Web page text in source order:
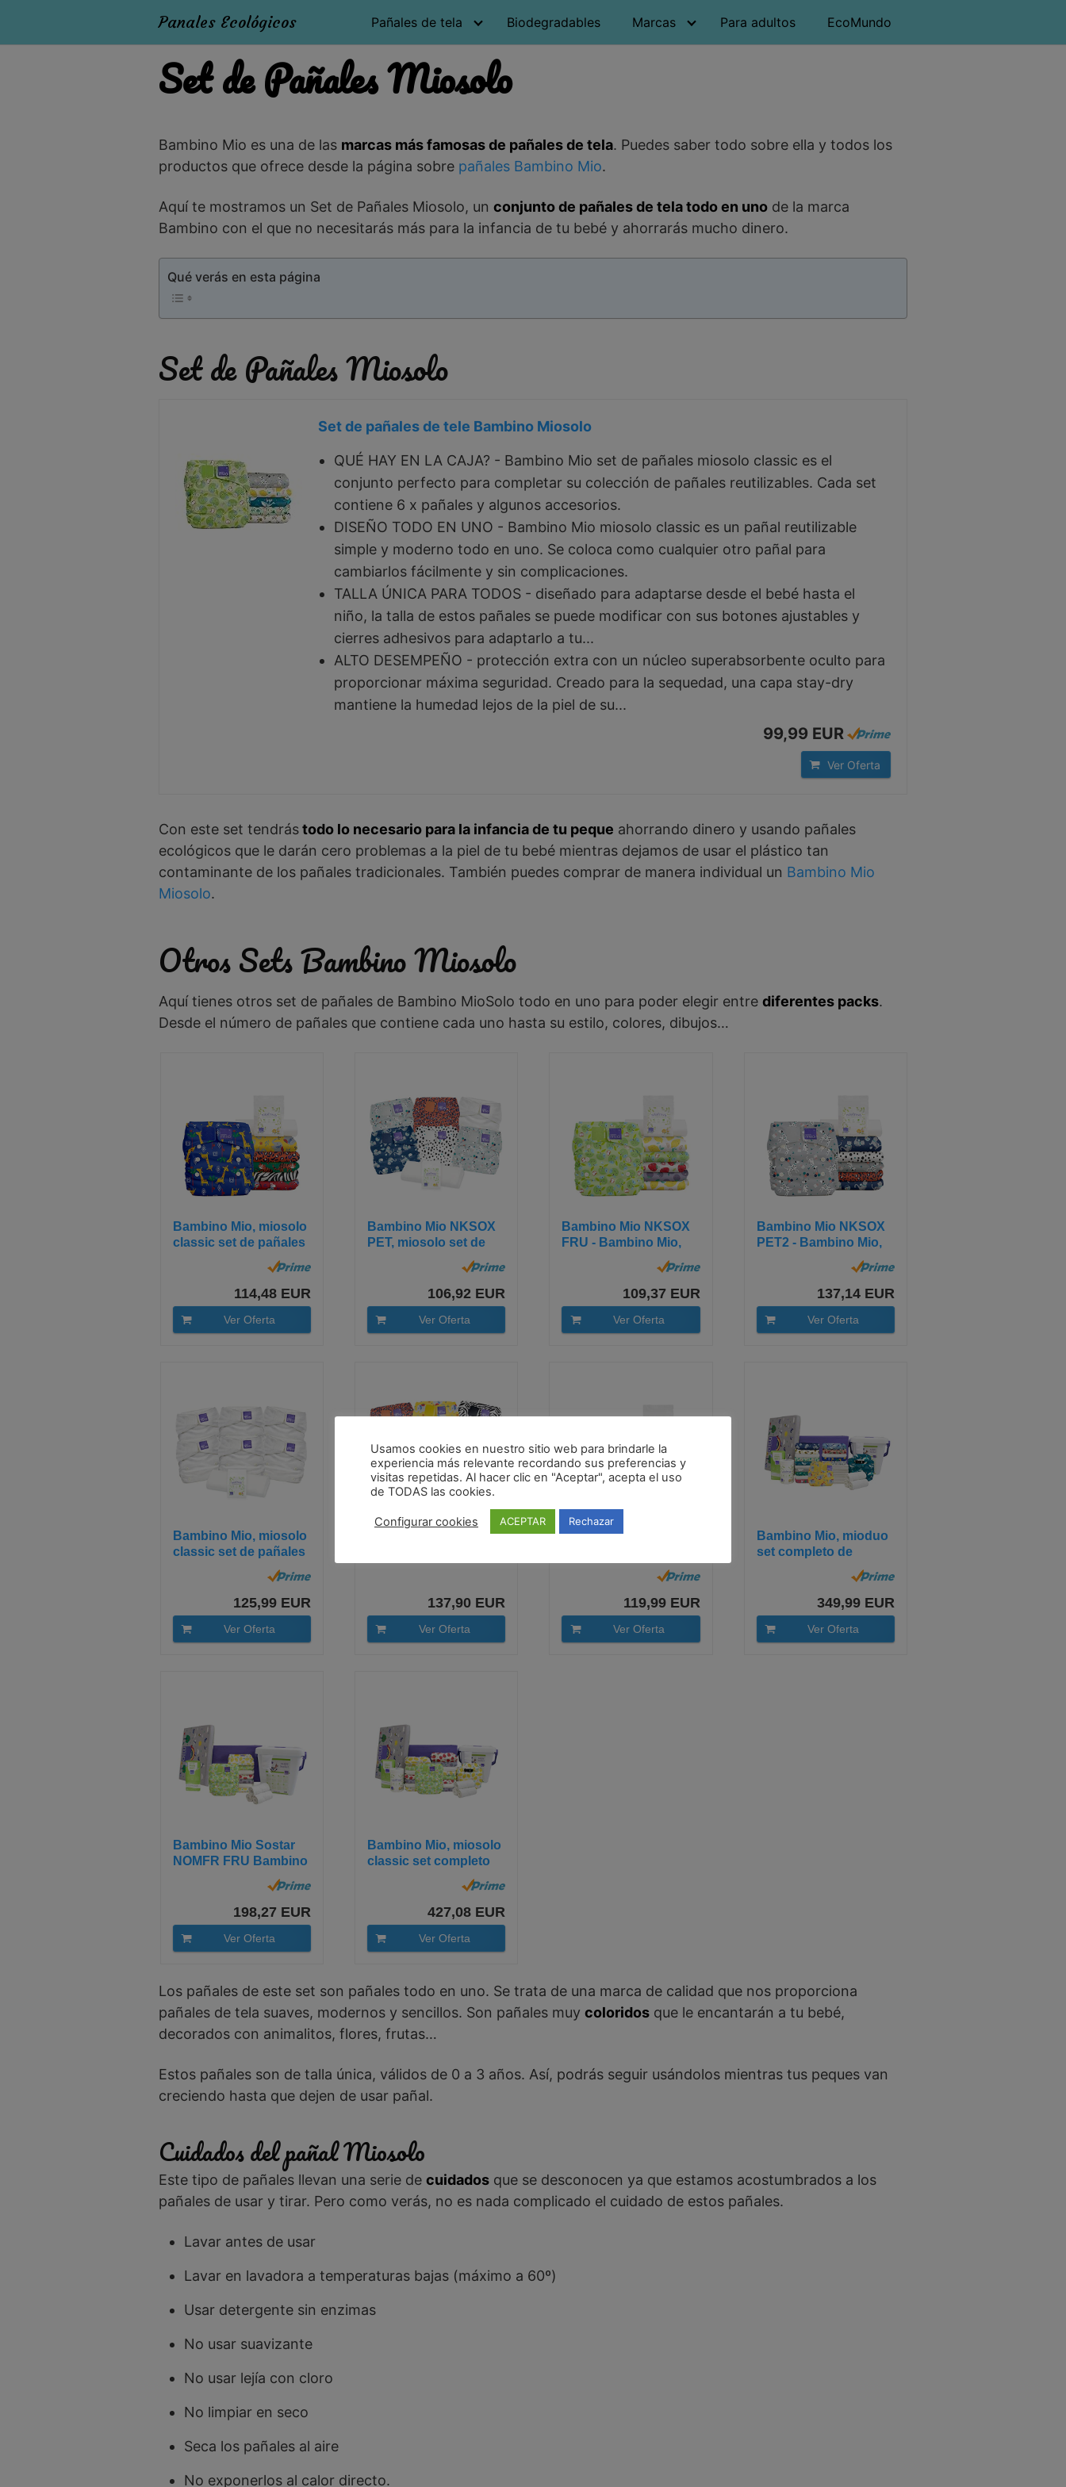
Panales Ecológicos Pañales de tela Biodegradables Marcas Para adultos EcoMundo
Set de Pañales Miosolo
Bambino Mio es una de las marcas más famosas de pañales de tela. Puedes saber todo sobre ella y todos los
productos que ofrece desde la página sobre pañales Bambino Mio.
Aquí te mostramos un Set de Pañales Miosolo, un conjunto de pañales de tela todo en uno de la marca
Bambino con el que no necesitarás más para la infancia de tu bebé y ahorrarás mucho dinero.
Qué verás en esta página
Set de Pañales Miosolo
Set de pañales de tele Bambino Miosolo
QUÉ HAY EN LA CAJA? - Bambino Mio set de pañales miosolo classic es el
conjunto perfecto para completar su colección de pañales reutilizables. Cada set
contiene 6 x pañales y algunos accesorios.
DISEÑO TODO EN UNO - Bambino Mio miosolo classic es un pañal reutilizable
simple y moderno todo en uno. Se coloca como cualquier otro pañal para
cambiarlos fácilmente y sin complicaciones.
TALLA ÚNICA PARA TODOS - diseñado para adaptarse desde el bebé hasta el
niño, la talla de estos pañales se puede modificar con sus botones ajustables y
cierres adhesivos para adaptarlo a tu...
ALTO DESEMPEÑO - protección extra con un núcleo superabsorbente oculto para
proporcionar máxima seguridad. Creado para la sequedad, una capa stay-dry
mantiene la humedad lejos de la piel de su...
99,99 EUR
Ver Oferta
Con este set tendrástodo lo necesario para la infancia de tu peque ahorrando dinero y usando pañales
ecológicos que le darán cero problemas a la piel de tu bebé mientras dejamos de usar el plástico tan
contaminante de los pañales tradicionales. También puedes comprar de manera individual un Bambino Mio
Miosolo.
Otros Sets Bambino Miosolo
Aquí tienes otros set de pañales de Bambino MioSolo todo en uno para poder elegir entre diferentes packs.
Desde el número de pañales que contiene cada uno hasta su estilo, colores, dibujos…
Bambino Mio, miosolo
classic set de pañales
114,48 EUR
Ver Oferta
Bambino Mio NKSOX
PET, miosolo set de
106,92 EUR
Ver Oferta
Bambino Mio NKSOX
FRU - Bambino Mio,
109,37 EUR
Ver Oferta
Bambino Mio NKSOX
PET2 - Bambino Mio,
137,14 EUR
Ver Oferta
Bambino Mio, miosolo
classic set de pañales
125,99 EUR
Ver Oferta
set de pañales de...
137,90 EUR
Ver Oferta
Bambino Mio, miosolo
de...
119,99 EUR
Ver Oferta
Bambino Mio, mioduo
set completo de
349,99 EUR
Ver Oferta
Bambino Mio Sostar
NOMFR FRU Bambino
198,27 EUR
Ver Oferta
Bambino Mio, miosolo
classic set completo
427,08 EUR
Ver Oferta
Los pañales de este set son pañales todo en uno. Se trata de una marca de calidad que nos proporciona
pañales de tela suaves, modernos y sencillos. Son pañales muy coloridos que le encantarán a tu bebé,
decorados con animalitos, flores, frutas…
Estos pañales son de talla única, válidos de 0 a 3 años. Así, podrás seguir usándolos mientras tus peques van
creciendo hasta que dejen de usar pañal.
Cuidados del pañal Miosolo
Este tipo de pañales llevan una serie de cuidados que se desconocen ya que estamos acostumbrados a los
pañales de usar y tirar. Pero como verás, no es nada complicado el cuidado de estos pañales.
Lavar antes de usar
Lavar en lavadora a temperaturas bajas (máximo a 60º)
Usar detergente sin enzimas
No usar suavizante
No usar lejía con cloro
No limpiar en seco
Seca los pañales al aire
No exponerlos al calor directo.
Usamos cookies en nuestro sitio web para brindarle la
experiencia más relevante recordando sus preferencias y
visitas repetidas. Al hacer clic en "Aceptar", acepta el uso
de TODAS las cookies.
Configurar cookies ACEPTAR Rechazar